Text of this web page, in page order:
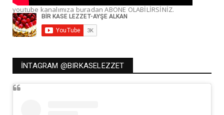
youtube kanalımıza buradan ABONE OLABİLİRSİNİZ.
İNTAGRAM @BIRKASELEZZET